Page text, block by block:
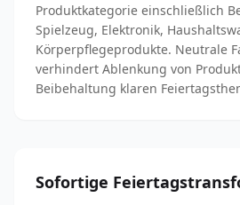
Produktkategorie einschließlich
Spielzeug, Elektronik,
Körperpflegeprodukte. Neutrale
verhindert Ablenkung von
Beibehaltung klaren
Sofortige